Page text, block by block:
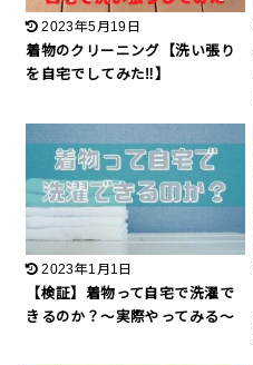
2023年5月19日
着物のクリーニング【洗い張り
を自宅でしてみた‼︎】
2023年1月1日
【検証】着物って自宅で洗濯で
きるのか？〜実際やってみる〜